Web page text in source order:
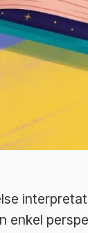
enkel